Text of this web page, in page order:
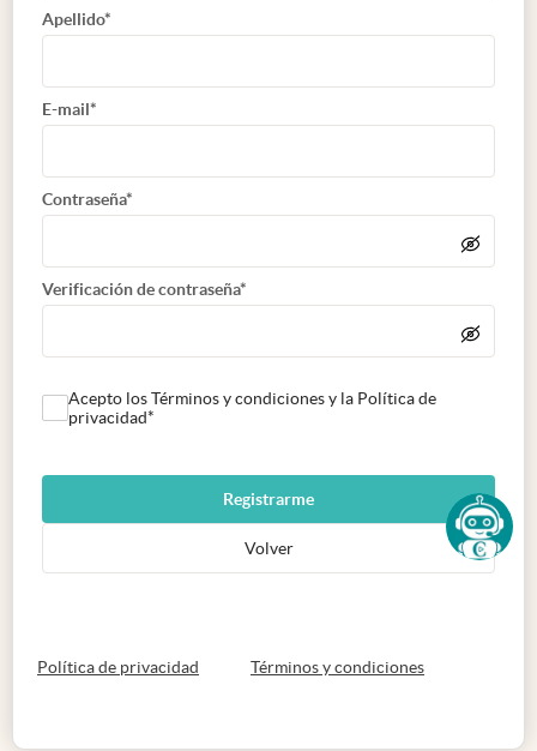
Apellido*
E-mail*
Contraseña*
Verificación de contraseña*
Acepto los Términos y condiciones y la Política de
privacidad*
Registrarme
Volver
Política de privacidad abre en nueva pestaña
Términos y condicionesabre en nueva